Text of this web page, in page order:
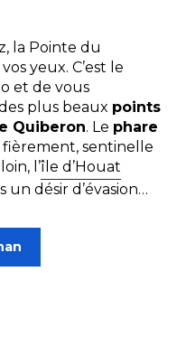
la Pointe du
yeux. C’est le
et de vous
plus beaux points
Quiberon. Le phare
fièrement, sentinelle
l’île d’Houat
désir d’évasion…